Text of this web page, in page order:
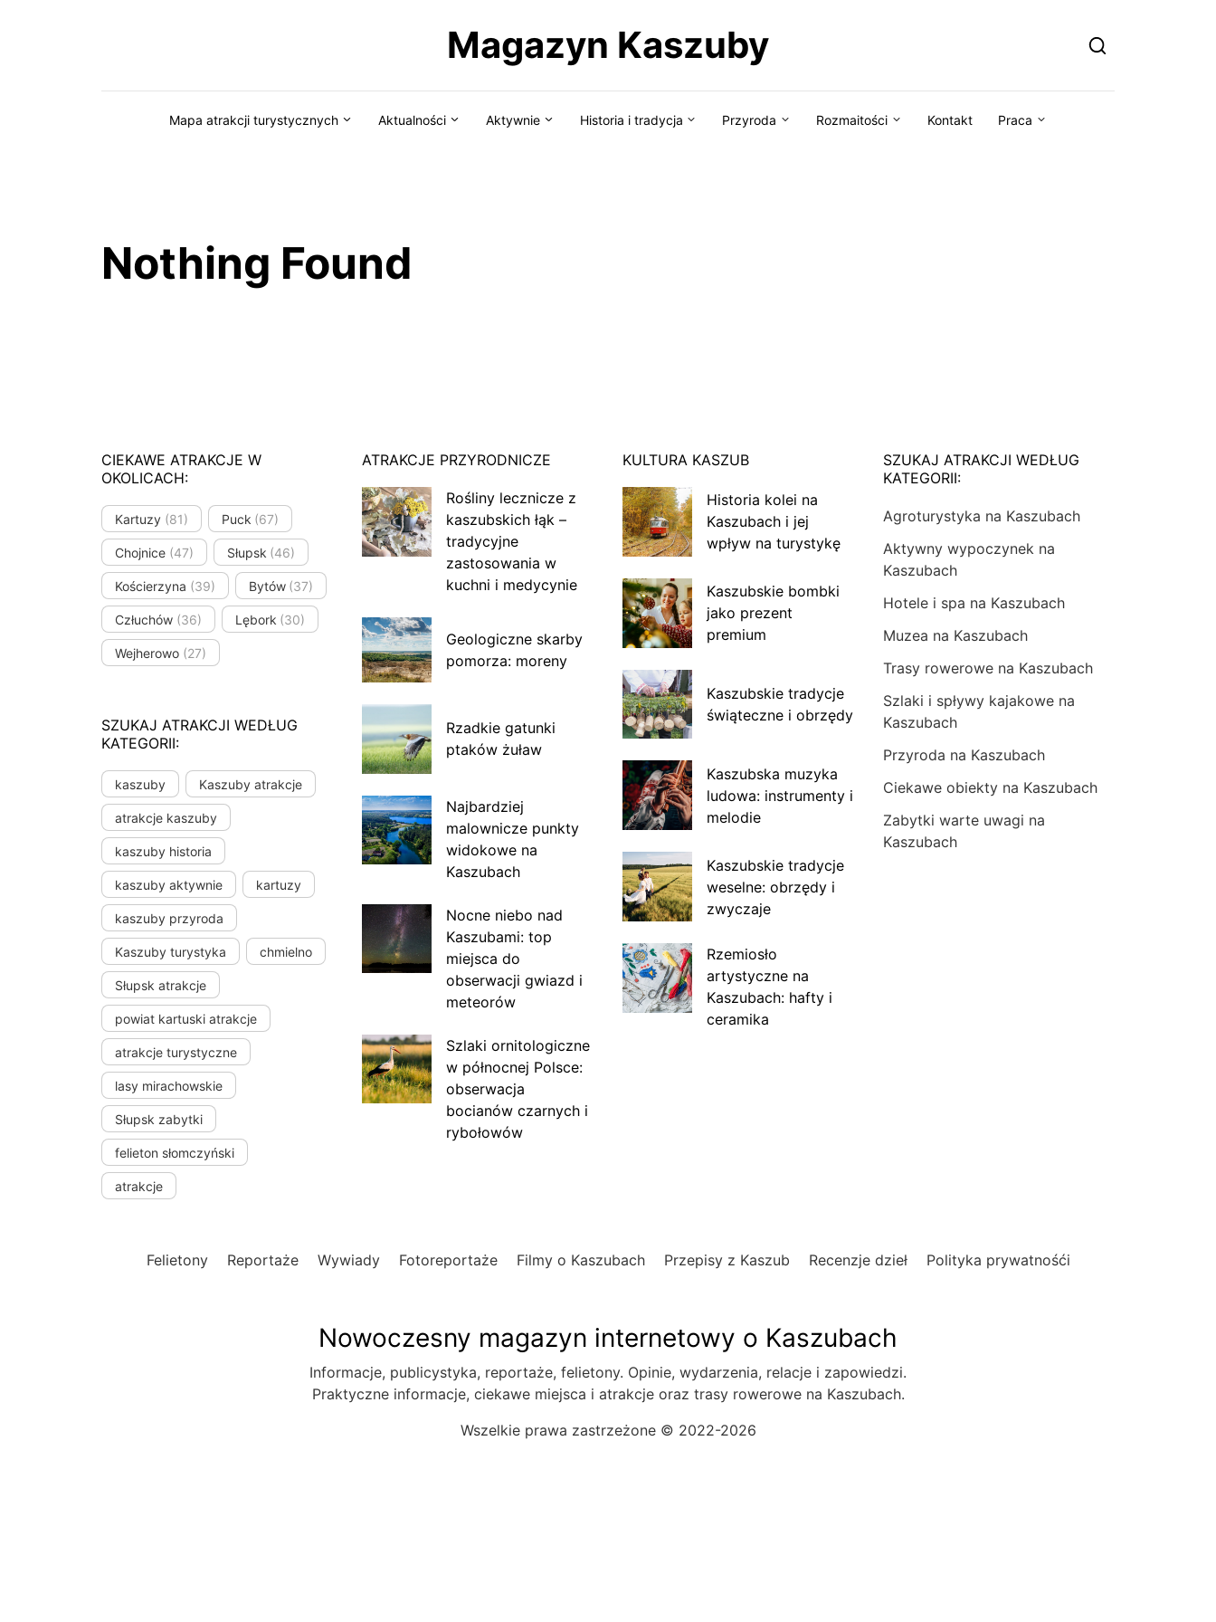
Magazyn Kaszuby
Mapa atrakcji turystycznych Aktualności Aktywnie Historia i tradycja Przyroda Rozmaitości Kontakt Praca
Nothing Found
CIEKAWE ATRAKCJE W
OKOLICACH:
Kartuzy (81) Puck (67)
Chojnice (47) Słupsk (46)
Kościerzyna (39) Bytów (37)
Człuchów (36) Lębork (30)
Wejherowo (27)
SZUKAJ ATRAKCJI WEDŁUG
KATEGORII:
kaszuby Kaszuby atrakcje
atrakcje kaszuby
kaszuby historia
kaszuby aktywnie kartuzy
kaszuby przyroda
Kaszuby turystyka chmielno
Słupsk atrakcje
powiat kartuski atrakcje
atrakcje turystyczne
lasy mirachowskie
Słupsk zabytki
felieton słomczyński
atrakcje
ATRAKCJE PRZYRODNICZE
Rośliny lecznicze z
kaszubskich łąk –
tradycyjne
zastosowania w
kuchni i medycynie
Geologiczne skarby
pomorza: moreny
Rzadkie gatunki
ptaków żuław
Najbardziej
malownicze punkty
widokowe na
Kaszubach
Nocne niebo nad
Kaszubami: top
miejsca do
obserwacji gwiazd i
meteorów
Szlaki ornitologiczne
w północnej Polsce:
obserwacja
bocianów czarnych i
rybołowów
KULTURA KASZUB
Historia kolei na
Kaszubach i jej
wpływ na turystykę
Kaszubskie bombki
jako prezent
premium
Kaszubskie tradycje
świąteczne i obrzędy
Kaszubska muzyka
ludowa: instrumenty i
melodie
Kaszubskie tradycje
weselne: obrzędy i
zwyczaje
Rzemiosło
artystyczne na
Kaszubach: hafty i
ceramika
SZUKAJ ATRAKCJI WEDŁUG
KATEGORII:
Agroturystyka na Kaszubach
Aktywny wypoczynek na
Kaszubach
Hotele i spa na Kaszubach
Muzea na Kaszubach
Trasy rowerowe na Kaszubach
Szlaki i spływy kajakowe na
Kaszubach
Przyroda na Kaszubach
Ciekawe obiekty na Kaszubach
Zabytki warte uwagi na
Kaszubach
Felietony Reportaże Wywiady Fotoreportaże Filmy o Kaszubach Przepisy z Kaszub Recenzje dzieł Polityka prywatnośći
Nowoczesny magazyn internetowy o Kaszubach
Informacje, publicystyka, reportaże, felietony. Opinie, wydarzenia, relacje i zapowiedzi.
Praktyczne informacje, ciekawe miejsca i atrakcje oraz trasy rowerowe na Kaszubach.
Wszelkie prawa zastrzeżone © 2022-2026